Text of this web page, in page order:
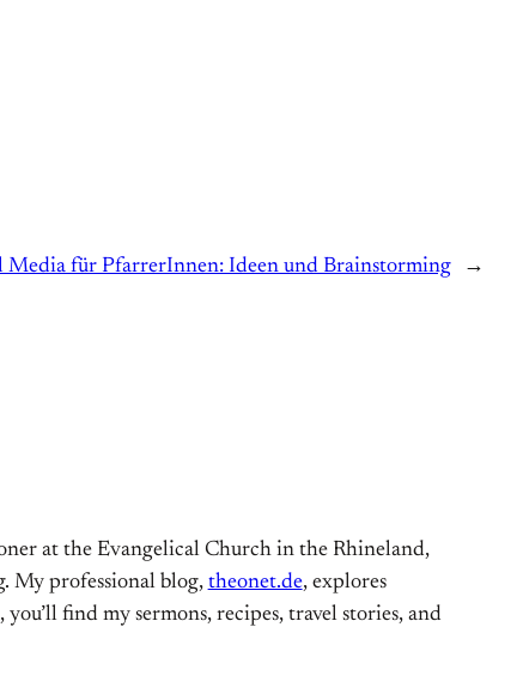
Media für PfarrerInnen: Ideen und Brainstorming →
at the Evangelical Church in the Rhineland,
My professional blog, theonet.de, explores
find my sermons, recipes, travel stories, and